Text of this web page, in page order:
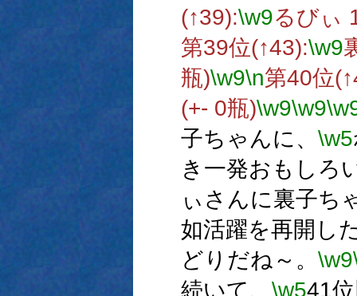
(↑39):\w9るびぃ
第39位(↑43):\w9
瓶)\w9\n第40位
(+- 0瓶)\w9\w9
子ちゃんに、 \w5
き一発おもしろ
ぃさんに裏子ち
如活躍を再開し
どりだね～。 \w9
続いて、 \w541